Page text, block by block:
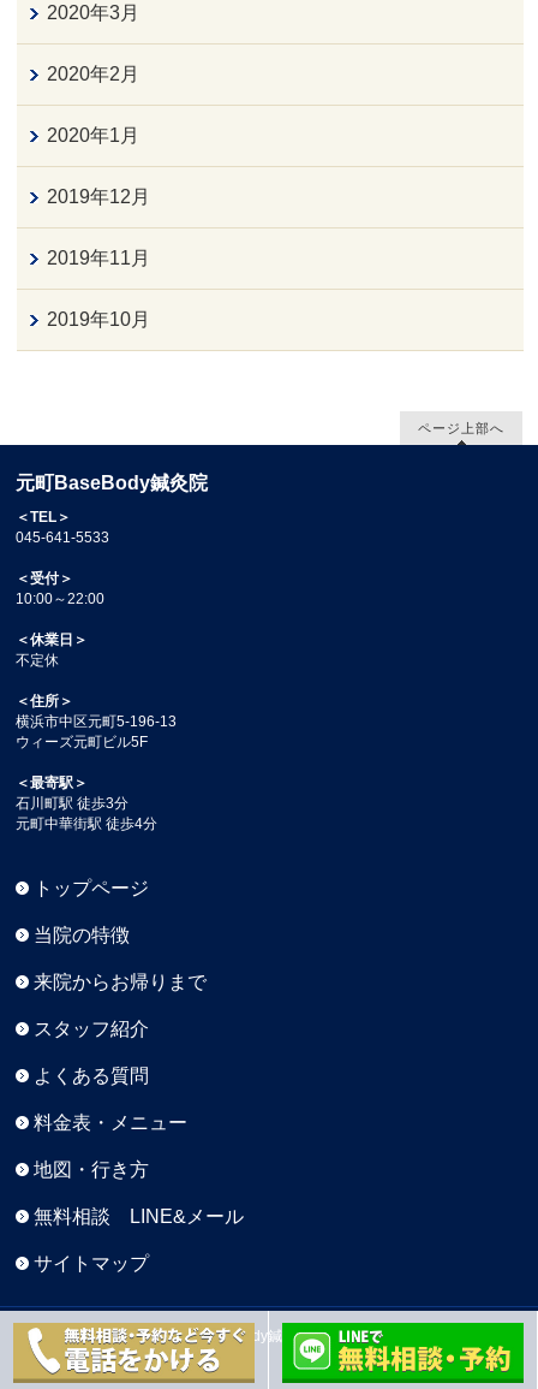
2020年3月
2020年2月
2020年1月
2019年12月
2019年11月
2019年10月
ページ上部へ
元町BaseBody鍼灸院
＜TEL＞
045-641-5533
＜受付＞
10:00～22:00
＜休業日＞
不定休
＜住所＞
横浜市中区元町5-196-13
ウィーズ元町ビル5F
＜最寄駅＞
石川町駅 徒歩3分
元町中華街駅 徒歩4分
トップページ
当院の特徴
来院からお帰りまで
スタッフ紹介
よくある質問
料金表・メニュー
地図・行き方
無料相談 LINE&メール
サイトマップ
Copyright © 元町BaseBody鍼灸院 All Rights Reserved.